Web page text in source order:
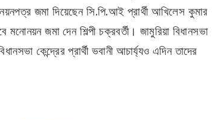
জমা দিয়েছেন সি.পি.আই প্রার্থী আখিলেস কুমার
জমা দেন শিল্পী চক্রবর্তী। জামুরিয়া বিধানসভা
কেন্দ্রের প্রার্থী ভবানী আচার্য্যও এদিন তাদের